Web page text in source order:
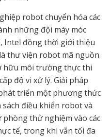
robot chuyển hóa các
những đội máy móc
Intel đồng thời giới thiệu
thư viện robot mã nguồn
hữu môi trường thực thi
độ vi xử lý. Giải pháp
triển một phương thức
điều khiển robot và
thử nghiệm vào các
tế, trong khi vẫn tối đa